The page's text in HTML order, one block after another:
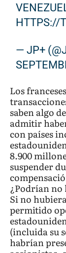
HTTPS://
— JP+
Los
saben algo
admitir
con países
8.900
suspender
¿Podrían no
Si no
permitido
(incluida su
habrían